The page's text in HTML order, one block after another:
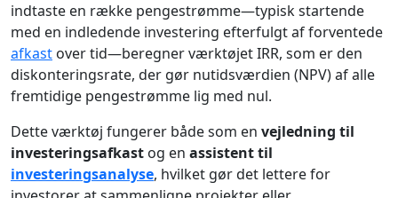
indtaste en række pengestrømme—typisk startende
med en indledende investering efterfulgt af forventede
afkast over tid—beregner værktøjet IRR, som er den
diskonteringsrate, der gør nutidsværdien (NPV) af alle
fremtidige pengestrømme lig med nul.
Dette værktøj fungerer både som en vejledning til
investeringsafkast og en assistent til
investeringsanalyse, hvilket gør det lettere for